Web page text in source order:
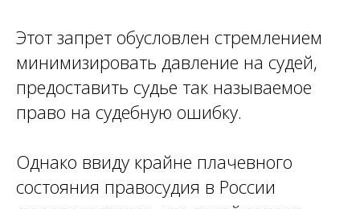
Этот запрет обусловлен стремлением
минимизировать давление на судей,
предоставить судье так называемое
право на судебную ошибку.
Однако ввиду крайне плачевного
состояния правосудия в России